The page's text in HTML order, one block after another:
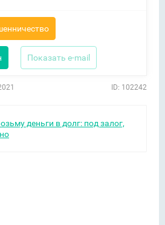
Показать e-mail
ID: 102242
деньги в долг: под залог,